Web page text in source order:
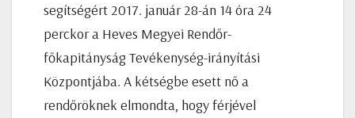
segítségért 2017. január 28-án 14 óra 24
perckor a Heves Megyei Rendőr-
főkapitányság Tevékenység-irányítási
Központjába. A kétségbe esett nő a
rendőröknek elmondta, hogy férjével